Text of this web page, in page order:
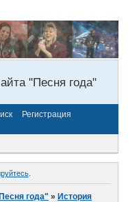
"Песня года"
Регистрация
.
года" » История